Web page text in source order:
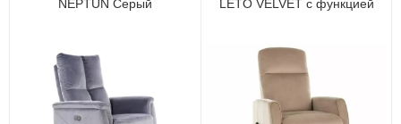
NEPTUN Серый
LETO VELVET с функцией